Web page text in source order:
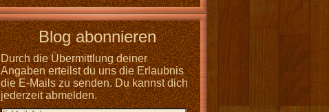
Blog abonnieren
Durch die Übermittlung deiner
Angaben erteilst du uns die Erlaubnis
die E-Mails zu senden. Du kannst dich
jederzeit abmelden.